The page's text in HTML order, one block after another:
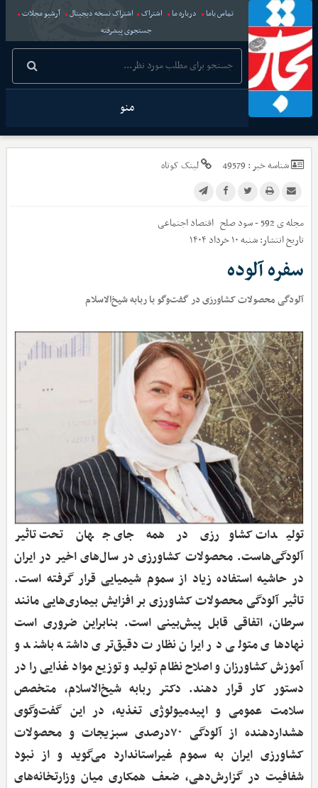
تماس باما درباره ما اشتراک اشتراک نسخه دیجیتال
آرشیو مجلات
جستجوی پیشرفته
منو
شناسه خبر : 49579 لینک کوتاه
مجله ی 592 - سود صلح
اقتصاد اجتماعی
تاریخ انتشار:شنبه ۱۰ خرداد ۱۴۰۴
سفره آلوده
آلودگی محصولات کشاورزی در گفت‌وگو با ربابه شیخ‌الاسلام
تولیدات کشاورزی در همه جای جهان تحت تاثیر
آلودگی‌هاست. محصولات کشاورزی در سال‌های اخیر در ایران
در حاشیه استفاده زیاد از سموم شیمیایی قرار گرفته است.
تاثیر آلودگی محصولات کشاورزی بر افزایش بیماری‌هایی مانند
سرطان، اتفاقی قابل پیش‌بینی است. بنابراین ضروری است
نهادهای متولی در ایران نظارت دقیق‌تری داشته باشند و
آموزش کشاورزان و اصلاح نظام تولید و توزیع مواد غذایی را در
دستور کار قرار دهند. دکتر ربابه شیخ‌الاسلام، متخصص
سلامت عمومی و اپیدمیولوژی تغذیه، در این گفت‌وگوی
هشداردهنده از آلودگی ۷۰درصدی سبزیجات و محصولات
کشاورزی ایران به سموم غیراستاندارد می‌گوید و از نبود
شفافیت در گزارش‌دهی، ضعف همکاری میان وزارتخانه‌های